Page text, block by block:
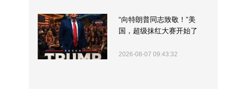
“向特朗普同志致敬！”美
国，超级抹红大赛开始了
2026-08-07 09:43:32